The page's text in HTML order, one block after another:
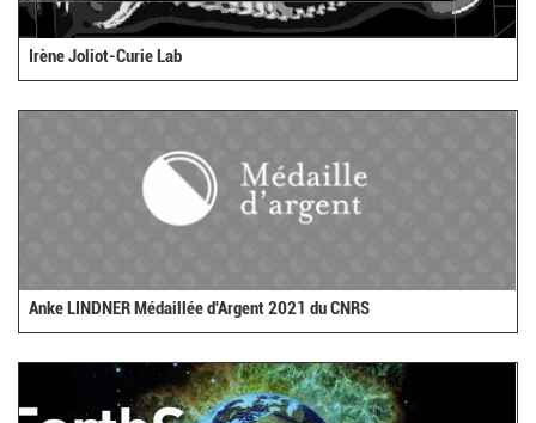
Irène Joliot-Curie Lab
Anke LINDNER Médaillée d'Argent 2021 du CNRS